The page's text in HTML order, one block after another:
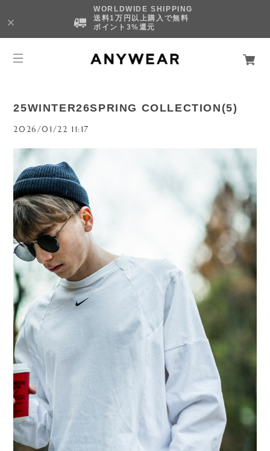
WORLDWIDE SHIPPING
送料1万円以上購入で無料
ポイント3%還元
25WINTER26SPRING COLLECTION(5)
2026/01/22 11:17